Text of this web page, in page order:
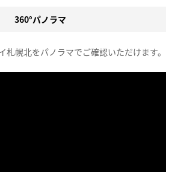
360°パノラマ
札幌北をパノラマでご確認いただけます。